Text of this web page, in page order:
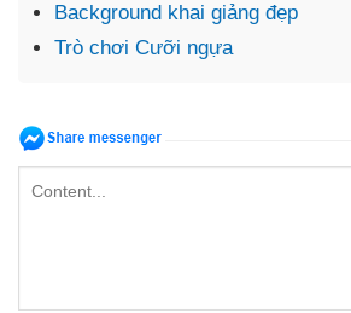
Background khai giảng đẹp
Trò chơi Cưỡi ngựa